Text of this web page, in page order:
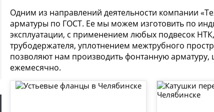
Одним из направлений деятельности компании
арматуры по ГОСТ. Ее мы можем изготовить по
эксплуатации, с применением любых подвесок
трубодержателя, уплотнением межтрубного
позволяют нам производить фонтанную арматуру,
ежемесячно.